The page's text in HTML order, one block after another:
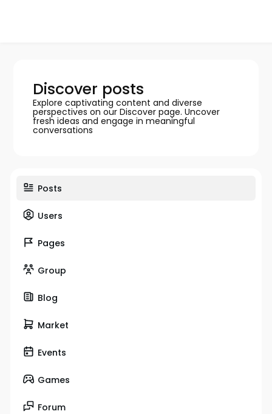
Discover posts
Explore captivating content and diverse
perspectives on our Discover page. Uncover
fresh ideas and engage in meaningful
conversations
Posts
Users
Pages
Group
Blog
Market
Events
Games
Forum